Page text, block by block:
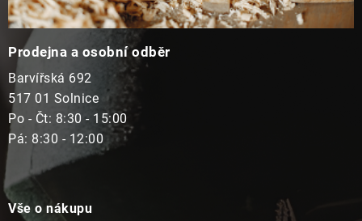
Prodejna a osobní odběr
Barvířská 692
517 01 Solnice
Po - Čt: 8:30 - 15:00
Pá: 8:30 - 12:00
Vše o nákupu